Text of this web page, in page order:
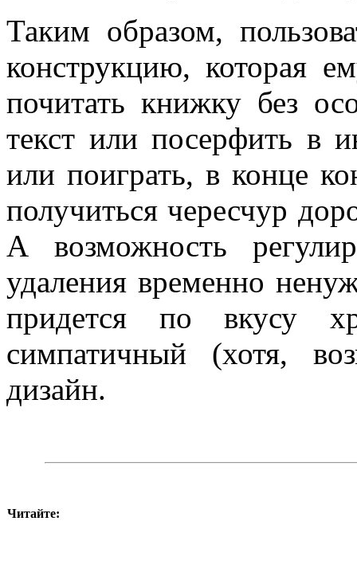
Таким образом,
конструкцию, которая
почитать книжку без
текст или посерфить в
или поиграть, в конце
получиться чересчур
А возможность
удаления временно
придется по вкусу
симпатичный (хотя,
дизайн.
Читайте: